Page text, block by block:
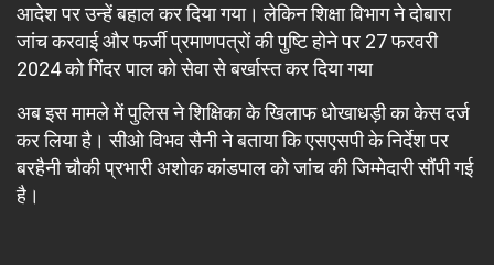
आदेश पर उन्हें बहाल कर दिया गया। लेकिन शिक्षा विभाग ने दोबारा
जांच करवाई और फर्जी प्रमाणपत्रों की पुष्टि होने पर 27 फरवरी
2024 को गिंदर पाल को सेवा से बर्खास्त कर दिया गया
अब इस मामले में पुलिस ने शिक्षिका के खिलाफ धोखाधड़ी का केस दर्ज
कर लिया है। सीओ विभव सैनी ने बताया कि एसएसपी के निर्देश पर
बरहैनी चौकी प्रभारी अशोक कांडपाल को जांच की जिम्मेदारी सौंपी गई
है।